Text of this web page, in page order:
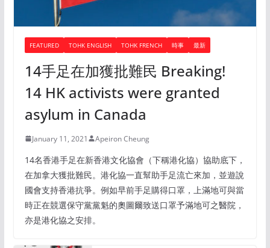
FEATURED TOHK ENGLISH TOHK FRENCH 時事 最新
14手足在加獲批難民 Breaking!
14 HK activists were granted
asylum in Canada
January 11, 2021 Apeiron Cheung
14名香港手足在新香港文化協會（下稱港化協）協助底下，
在加拿大獲批難民。港化協一直幫助手足流亡來加，並遊說
國會支持香港抗爭。例如早前手足購得口罩，上滿地可與當
時正在競選保守黨黨魁的奧圖爾致送口罩予滿地可之醫院，
亦是港化協之安排。